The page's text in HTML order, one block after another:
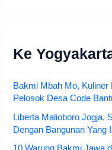
Ke
Bakmi Mbah Mo, Kuliner
Pelosok Desa Code
Liberta Malioboro Jogja,
Dengan Bangunan Yang